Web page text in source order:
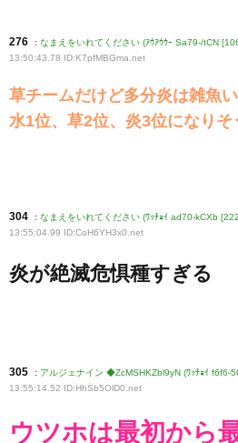
276 : なまえをいれてください (ｱｳｱｳｳｰ Sa79-/tCN
13:50:43.78 ID:K7pfMBGma .net
草チームだけど多分炎は雑魚
水1位、草2位、炎3位になりそ
304 : なまえをいれてください (ﾜｯﾁｮｲ ad70-kCXb
13:55:04.99 ID:CoH6YH3x0 .net
炎が絶滅危惧種すぎる
305 : アルジェナイン ◆ZcMSHKZbl9yN (ﾜｯﾁｮｲ f6f6-
13:55:14.52 ID:HhSb5OlD0 .net
ウツホは最初から